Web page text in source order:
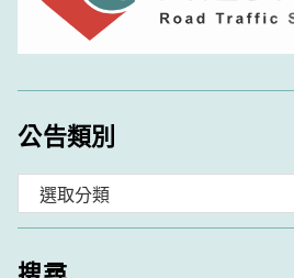
公告類別
類